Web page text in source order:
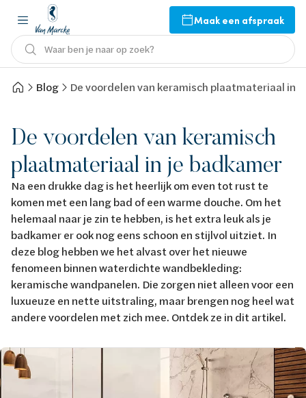
Maak een afspraak
Waar ben je naar op zoek?
Blog De voordelen van keramisch plaatmateriaal in
De voordelen van keramisch
plaatmateriaal in je badkamer
Na een drukke dag is het heerlijk om even tot rust te
komen met een lang bad of een warme douche. Om het
helemaal naar je zin te hebben, is het extra leuk als je
badkamer er ook nog eens schoon en stijlvol uitziet. In
deze blog hebben we het alvast over het nieuwe
fenomeen binnen waterdichte wandbekleding:
keramische wandpanelen. Die zorgen niet alleen voor een
luxueuze en nette uitstraling, maar brengen nog heel wat
andere voordelen met zich mee. Ontdek ze in dit artikel.
Afbeelding